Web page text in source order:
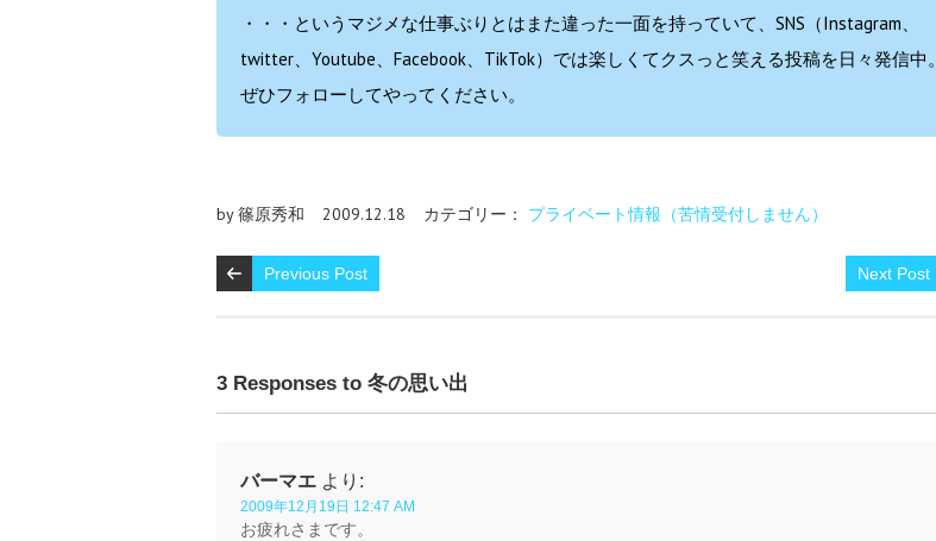
・・・というマジメな仕事ぶりとはまた違った一面を持っていて、SNS（Instagram、
twitter、Youtube、Facebook、TikTok）では楽しくてクスっと笑える投稿を日々発信中。
ぜひフォローしてやってください。
by 篠原秀和 2009.12.18 カテゴリー： プライベート情報（苦情受付しません）
Previous Post Next Post
3 Responses to 冬の思い出
バーマエ より:
2009年12月19日 12:47 AM
お疲れさまです。